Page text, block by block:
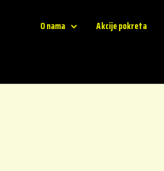
O nama Akcije pokreta